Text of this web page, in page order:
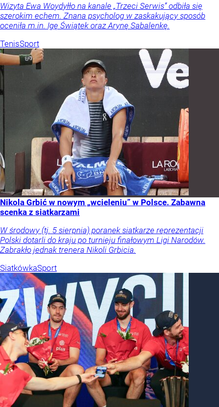
Wizyta Ewa Woydyłło na kanale „Trzeci Serwis” odbiła się
szerokim echem. Znana psycholog w zaskakujący sposób
oceniła m.in. Igę Świątek oraz Arynę Sabalenkę.
TenisSport
Nikola Grbić w nowym „wcieleniu” w Polsce. Zabawna
scenka z siatkarzami
W środowy (tj. 5 sierpnia) poranek siatkarze reprezentacji
Polski dotarli do kraju po turnieju finałowym Ligi Narodów.
Zabrakło jednak trenera Nikoli Grbicia.
SiatkówkaSport